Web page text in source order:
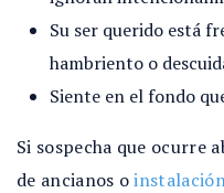
Su ser querido está
hambriento o
Siente en el fondo
Si sospecha que ocurre
de ancianos o